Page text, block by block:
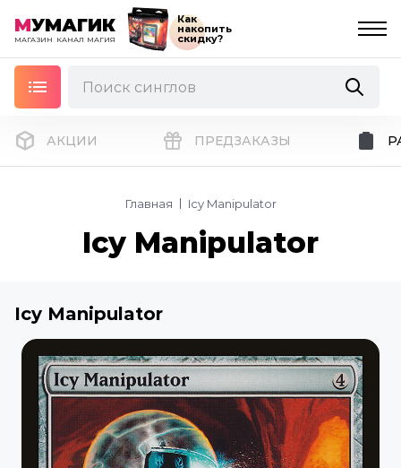
МУМАГИК
МАГАЗИН КАНАЛ МАГИЯ
Как
накопить
скидку?
АКЦИИ ПРЕДЗАКАЗЫ
Главная Icy Manipulator
Icy Manipulator
Icy Manipulator